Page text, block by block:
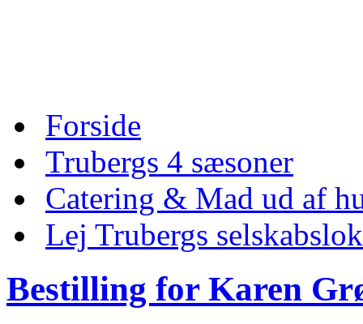
to
Forside
Trubergs 4 sæsoner
Catering & Mad ud af
Lej Trubergs
Bestilling for Karen